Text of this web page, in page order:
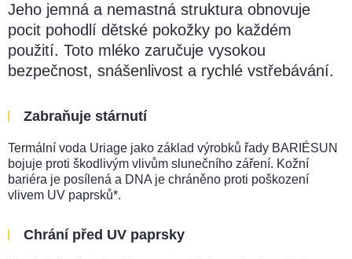
Jeho jemná a nemastná struktura obnovuje
pocit pohodlí dětské pokožky po každém
použití. Toto mléko zaručuje vysokou
bezpečnost, snášenlivost a rychlé vstřebávání.
Zabraňuje stárnutí
Termální voda Uriage jako základ výrobků řady BARIÉSUN
bojuje proti škodlivým vlivům slunečního záření. Kožní
bariéra je posílená a DNA je chráněno proti poškození
vlivem UV paprsků*.
Chrání před UV paprsky